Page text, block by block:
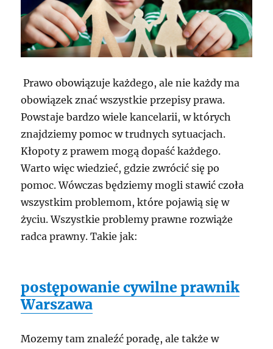
Prawo obowiązuje każdego, ale nie każdy ma
obowiązek znać wszystkie przepisy prawa.
Powstaje bardzo wiele kancelarii, w których
znajdziemy pomoc w trudnych sytuacjach.
Kłopoty z prawem mogą dopaść każdego.
Warto więc wiedzieć, gdzie zwrócić się po
pomoc. Wówczas będziemy mogli stawić czoła
wszystkim problemom, które pojawią się w
życiu. Wszystkie problemy prawne rozwiąże
radca prawny. Takie jak:
postępowanie cywilne prawnik
Warszawa
Mozemy tam znaleźć poradę, ale także w